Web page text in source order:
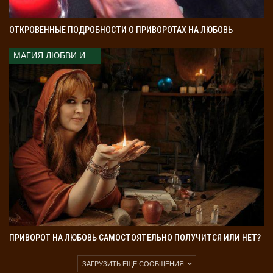
судьбой
Порча на здоровье: как наслать болезнь врагу
ОТКРОВЕННЫЕ ПОДРОБНОСТИ О ПРИВОРОТАХ НА ЛЮБОВЬ
ПРИВОРОТ НА ЛЮБОВЬ САМОСТОЯТЕЛЬНО ПОЛУЧИТСЯ ИЛИ НЕТ?
ЗАГРУЗИТЬ ЕЩЕ СООБЩЕНИЯ